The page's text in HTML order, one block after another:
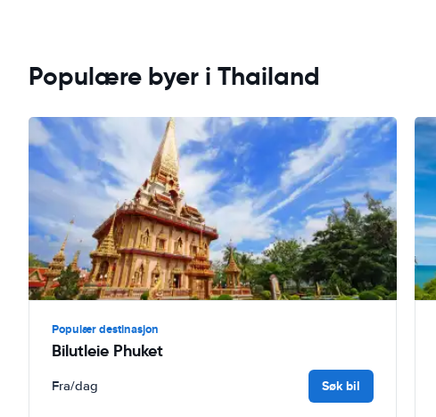
Populære byer i Thailand
Populær destinasjon
Bilutleie Phuket
Fra/dag Søk bil